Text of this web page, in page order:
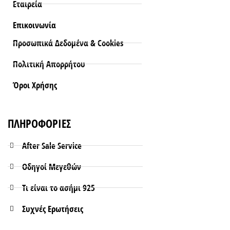
ΠΛΗΡΟΦΟΡΙΕΣ
After Sale Service
Οδηγοί Μεγεθών
Τι είναι το ασήμι 925
Συχνές Ερωτήσεις
Εταιρεία
Επικοινωνία
Προσωπικά Δεδομένα & Cookies
Πολιτική Απορρήτου
Όροι Xρήσης